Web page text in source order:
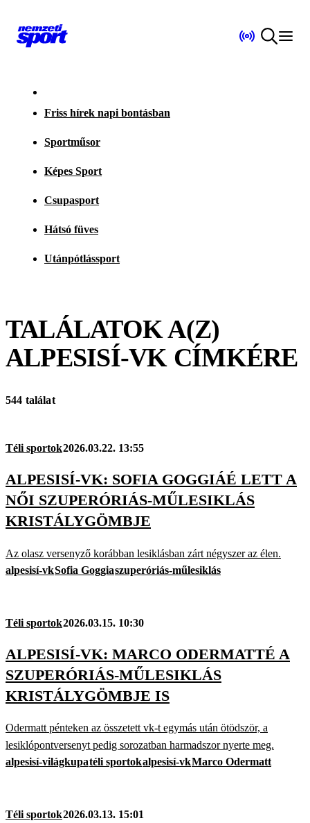
Friss hírek napi bontásban
Sportműsor
Képes Sport
Csupasport
Hátsó füves
Utánpótlássport
TALÁLATOK A(Z)
ALPESISÍ-VKCÍMKÉRE
544 találat
Téli sportok2026.03.22. 13:55
ALPESISÍ-VK: SOFIA GOGGIÁÉ LETT A
NŐI SZUPERÓRIÁS-MŰLESIKLÁS
KRISTÁLYGÖMBJE
Az olasz versenyző korábban lesiklásban zárt négyszer az élen.
alpesisí-vkSofia Goggiaszuperóriás-műlesiklás
Téli sportok2026.03.15. 10:30
ALPESISÍ-VK: MARCO ODERMATTÉ A
SZUPERÓRIÁS-MŰLESIKLÁS
KRISTÁLYGÖMBJE IS
Odermatt pénteken az összetett vk-t egymás után ötödször, a
lesiklópontversenyt pedig sorozatban harmadszor nyerte meg.
alpesisí-világkupatéli sportokalpesisí-vkMarco Odermatt
Téli sportok2026.03.13. 15:01